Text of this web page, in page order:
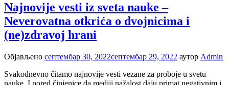
Najnovije vesti iz sveta nauke –
Neverovatna otkrića o dvojnicima i
(ne)zdravoj hrani
Објављено септембар 30, 2022септембар 29, 2022 аутор Admin
Svakodnevno čitamo najnovije vesti vezane za proboje u svetu